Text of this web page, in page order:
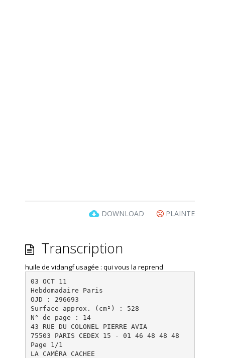
DOWNLOAD PLAINTE
Transcription
huile de vidangf usagée : qui vous la reprend
03 OCT 11
Hebdomadaire Paris
OJD : 296693
Surface approx. (cm²) : 528
N° de page : 14
43 RUE DU COLONEL PIERRE AVIA
75503 PARIS CEDEX 15 - 01 46 48 48 48
Page 1/1
LA CAMÉRA CACHEE